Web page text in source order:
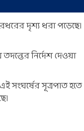
দৃশ্য ধরা পড়েছে।
নির্দেশ দেওয়া
সংঘর্ষের সূত্রপাত হতে